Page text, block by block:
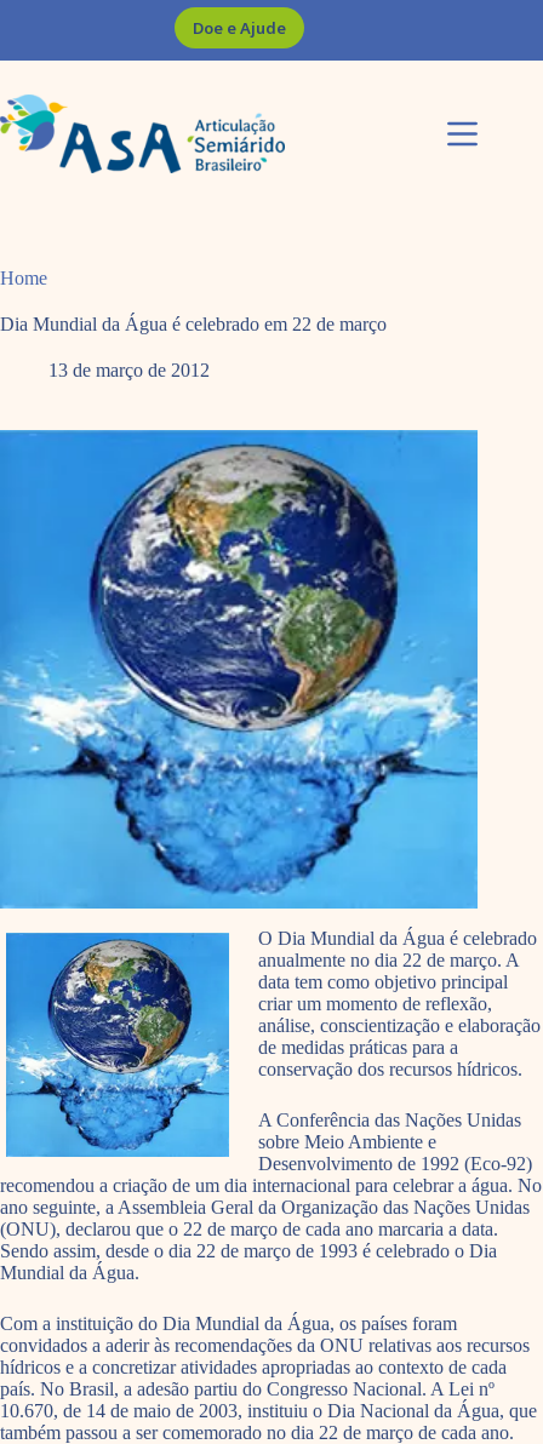
Doe e Ajude
Home
Dia Mundial da Água é celebrado em 22 de março
13 de março de 2012
O Dia Mundial da Água é celebrado
anualmente no dia 22 de março. A
data tem como objetivo principal
criar um momento de reflexão,
análise, conscientização e elaboração
de medidas práticas para a
conservação dos recursos hídricos.
A Conferência das Nações Unidas
sobre Meio Ambiente e
Desenvolvimento de 1992 (Eco-92)
recomendou a criação de um dia internacional para celebrar a água. No
ano seguinte, a Assembleia Geral da Organização das Nações Unidas
(ONU), declarou que o 22 de março de cada ano marcaria a data.
Sendo assim, desde o dia 22 de março de 1993 é celebrado o Dia
Mundial da Água.
Com a instituição do Dia Mundial da Água, os países foram
convidados a aderir às recomendações da ONU relativas aos recursos
hídricos e a concretizar atividades apropriadas ao contexto de cada
país. No Brasil, a adesão partiu do Congresso Nacional. A Lei nº
10.670, de 14 de maio de 2003, instituiu o Dia Nacional da Água, que
também passou a ser comemorado no dia 22 de março de cada ano.